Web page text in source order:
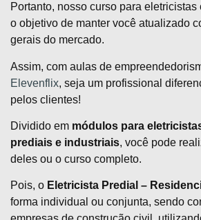
Portanto, nosso curso para eletricistas
o objetivo de manter você atualizado
gerais do mercado.
Assim, com aulas de
Elevenflix, seja um profissional
pelos clientes!
Dividido em módulos para
prediais e industriais, você pode
deles ou o curso completo.
Pois, o Eletricista Predial –
forma individual ou conjunta, sendo